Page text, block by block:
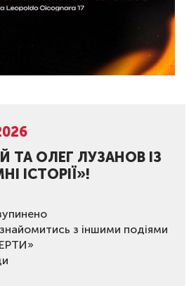
ТА ОЛЕГ ЛУЗАНОВ ІЗ
ІСТОРІЇ»!
з іншими подіями